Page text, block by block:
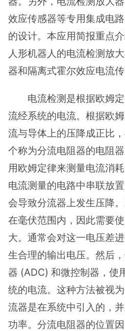
效应传感器等专用集成电
的设计。本应用简报重点
人形机器人的电流检测放
器和隔离式霍尔效应电流传
电流检测是根据欧姆
流经系统的电流。根据欧
流与导体上的压降成正比
个称为分流电阻器的电阻
用欧姆定律来测量电流消
电流测量的电路中串联放
会导致分流器上发生压降
在毫伏范围内，因此需要
大。通常会对这一电压差
生合理的输出电压。然后
器 (ADC) 和微控制器，使
统的电流。这种方法被视
流器是在系统中引入的，
功率。分流电阻器的位置